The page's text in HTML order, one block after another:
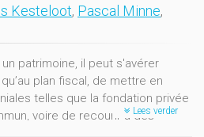
Kesteloot, Pascal Minne,
patrimoine, il peut s'avérer
plan fiscal, de mettre en
telles que la fondation privée
voire de recourir à desLees verder